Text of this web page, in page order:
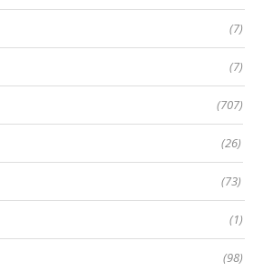
(7)
(7)
(707)
(26)
(73)
(1)
(98)